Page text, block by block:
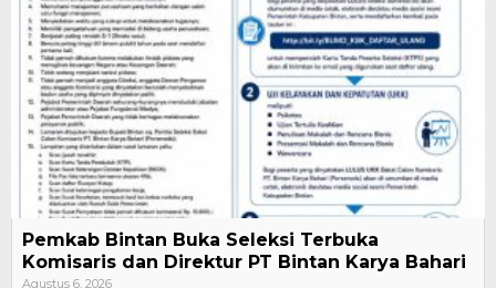
Pemkab Bintan Buka Seleksi Terbuka
Komisaris dan Direktur PT Bintan Karya Bahari
Agustus 6, 2026